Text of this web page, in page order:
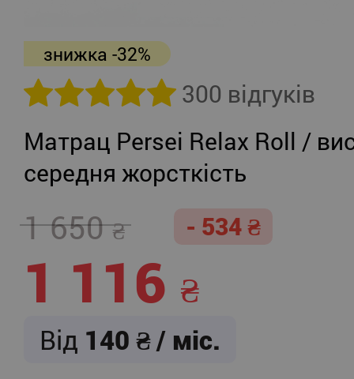
знижка -32%
300 відгуків
Матрац Persei Relax Roll /
середня жорсткість
1 650 - 534
1 116
Від 140 / міс.